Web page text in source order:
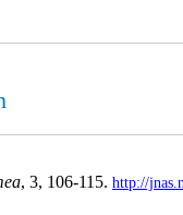
, 3, 106-115.http://